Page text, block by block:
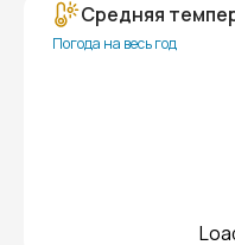
Средняя
Погода на весь год